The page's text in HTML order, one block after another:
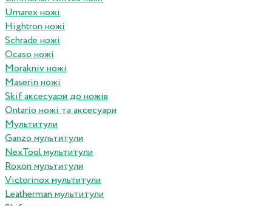
Umarex ножі
Hightron ножі
Schrade ножі
Ocaso ножі
Morakniv ножі
Maserin ножі
Skif аксесуари до ножів
Ontario ножі та аксесуари
Мультитули
Ganzo мультитули
NexTool мультитули
Roxon мультитули
Victorinox мультитули
Leatherman мультитули